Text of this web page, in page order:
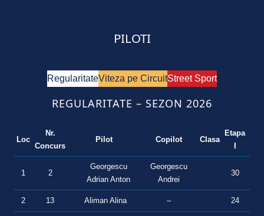
PILOTI
RegularitateViteza pe CircuitStreet Sport
REGULARITATE – SEZON 2026
Loc
Nr.
Concurs
Pilot Copilot Clasa
Etapa
I
1 2
Georgescu
Adrian Anton
Georgescu
Andrei
30
2 13 Aliman Alina – 24